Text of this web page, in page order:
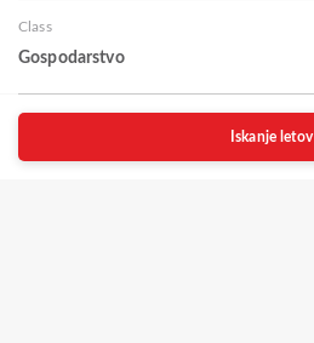
Class
Gospodarstvo
Iskanje letov